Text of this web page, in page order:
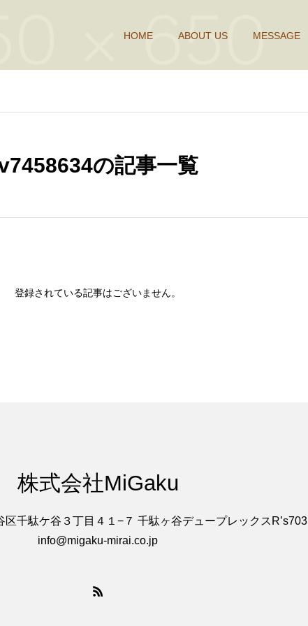
HOME ABOUT US MESSAGE
の記事一覧
登録されている記事はございません。
株式会社MiGaku
区千駄ケ谷３丁目４１−７ 千駄ヶ谷デュープレックスR’s703
info@migaku-mirai.co.jp